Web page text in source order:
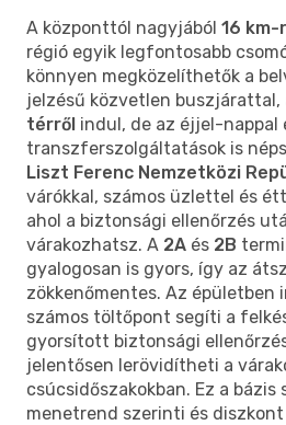
A központtól nagyjából 16 km-
régió egyik legfontosabb
könnyen megközelíthetők a
jelzésű közvetlen buszjárattal,
térről indul, de az éjjel-
transzferszolgáltatások is
Liszt Ferenc Nemzetközi
várókkal, számos üzlettel és
ahol a biztonsági ellenőrzés
várakozhatsz. A 2A és 2B
gyalogosan is gyors, így az
zökkenőmentes. Az épületben
számos töltőpont segíti a
gyorsított biztonsági
jelentősen lerövidítheti a
csúcsidőszakokban. Ez a bázis
menetrend szerinti és